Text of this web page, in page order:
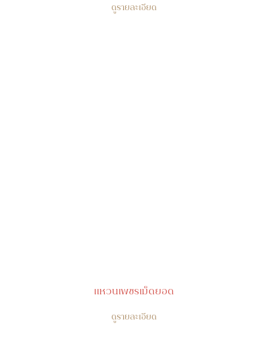
ดูรายละเอียด
แหวนเพชรเม็ดยอด
ดูรายละเอียด